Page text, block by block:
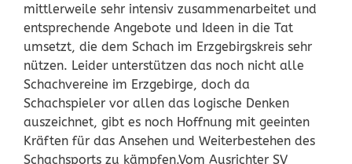
mittlerweile sehr intensiv zusammenarbeitet und
entsprechende Angebote und Ideen in die Tat
umsetzt, die dem Schach im Erzgebirgskreis sehr
nützen. Leider unterstützen das noch nicht alle
Schachvereine im Erzgebirge, doch da
Schachspieler vor allen das logische Denken
auszeichnet, gibt es noch Hoffnung mit geeinten
Kräften für das Ansehen und Weiterbestehen des
Schachsports zu kämpfen.Vom Ausrichter SV